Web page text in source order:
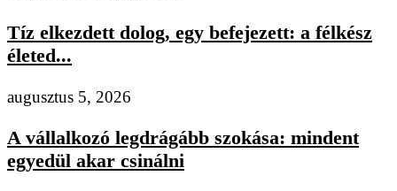
Tíz elkezdett dolog, egy befejezett: a félkész
életed...
augusztus 5, 2026
A vállalkozó legdrágább szokása: mindent
egyedül akar csinálni